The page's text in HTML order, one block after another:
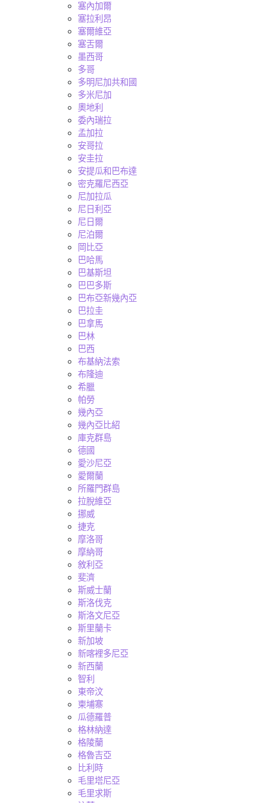
塞內加爾
塞拉利昂
塞爾維亞
塞舌爾
墨西哥
多哥
多明尼加共和國
多米尼加
奧地利
委內瑞拉
孟加拉
安哥拉
安圭拉
安提瓜和巴布達
密克羅尼西亞
尼加拉瓜
尼日利亞
尼日爾
尼泊爾
岡比亞
巴哈馬
巴基斯坦
巴巴多斯
巴布亞新幾內亞
巴拉圭
巴拿馬
巴林
巴西
布基納法索
布隆迪
希臘
帕勞
幾內亞
幾內亞比紹
庫克群島
德國
愛沙尼亞
愛爾蘭
所羅門群島
拉脫維亞
挪威
捷克
摩洛哥
摩納哥
敘利亞
斐濟
斯威士蘭
斯洛伐克
斯洛文尼亞
斯里蘭卡
新加坡
新喀裡多尼亞
新西蘭
智利
東帝汶
柬埔寨
瓜德羅普
格林納達
格陵蘭
格魯吉亞
比利時
毛里塔尼亞
毛里求斯